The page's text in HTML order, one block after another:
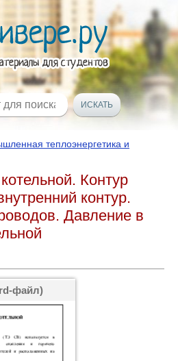
теплоэнергетика и
Контур
контур.
Давление в
файл)